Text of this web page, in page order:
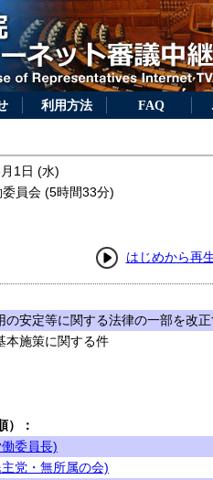
利用方法 FAQ
1日 (水)
委員会 (5時間33分)
はじめから再
の安定等に関する法律の一部を改
本施策に関する件
）：
委員長)
党・無所属の会)